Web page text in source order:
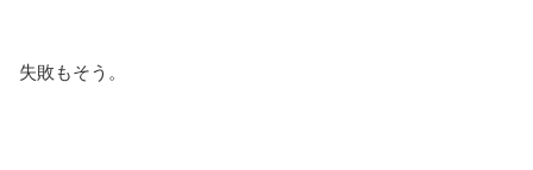
失敗もそう。